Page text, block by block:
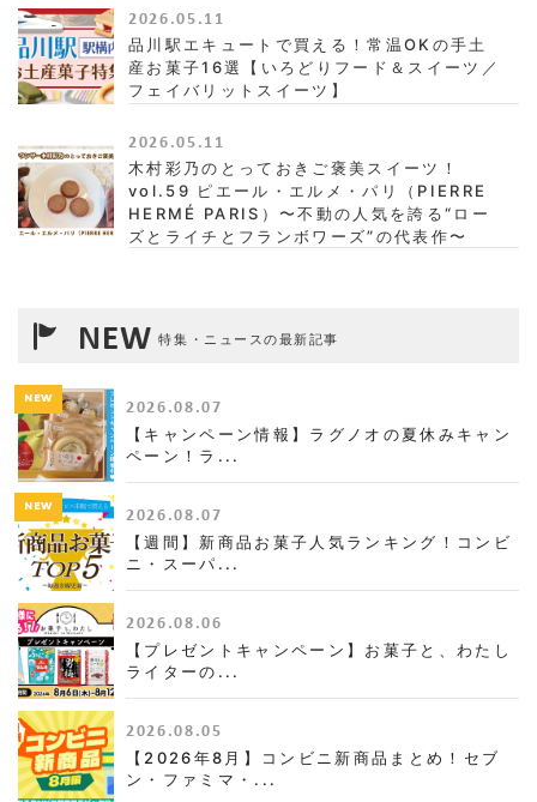
2026.05.11
品川駅エキュートで買える！常温OKの手土
産お菓子16選【いろどりフード＆スイーツ／
フェイバリットスイーツ】
2026.05.11
木村彩乃のとっておきご褒美スイーツ！
vol.59 ピエール・エルメ・パリ（PIERRE
HERMÉ PARIS）〜不動の人気を誇る“ロー
ズとライチとフランボワーズ”の代表作〜
NEW 特集・ニュースの最新記事
NEW 2026.08.07
【キャンペーン情報】ラグノオの夏休みキャン
ペーン！ラ...
NEW 2026.08.07
【週間】新商品お菓子人気ランキング！コンビ
ニ・スーパ...
2026.08.06
【プレゼントキャンペーン】お菓子と、わたし
ライターの...
2026.08.05
【2026年8月】コンビニ新商品まとめ！セブ
ン・ファミマ・...